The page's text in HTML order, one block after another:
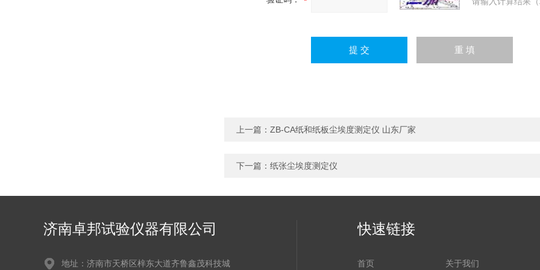
上一篇： ZB-CA纸和纸板尘埃度测定仪 山东厂家
下一篇： 纸张尘埃度测定仪
济南卓邦试验仪器有限公司
地址：济南市天桥区梓东大道齐鲁鑫茂科技城
快速链接
首页 关于我们